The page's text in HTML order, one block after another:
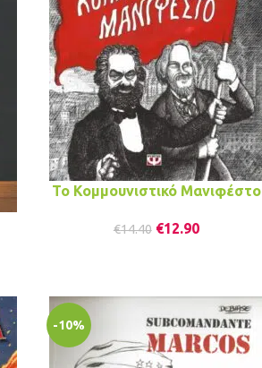
Το Κομμουνιστικό Μανιφέστο
€14.40 €12.90
-10%